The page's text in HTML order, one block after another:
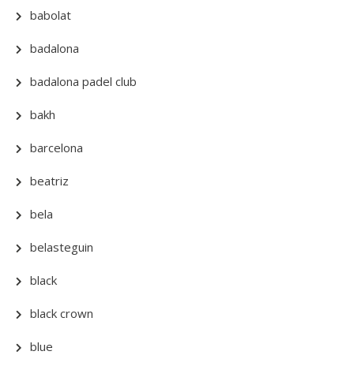
babolat
badalona
badalona padel club
bakh
barcelona
beatriz
bela
belasteguin
black
black crown
blue